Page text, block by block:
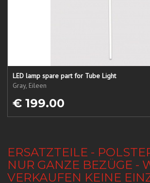
LED lamp spare part for Tube Light
Gray, Eileen
€ 199.00
ERSATZTEILE -
NUR GANZE BEZÜGE -
VERKAUFEN KEINE